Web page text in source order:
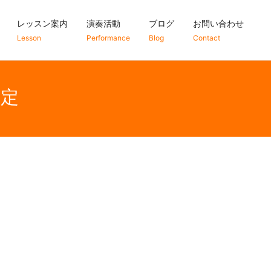
レッスン案内
Lesson
演奏活動
Performance
ブログ
Blog
お問い合わせ
Contact